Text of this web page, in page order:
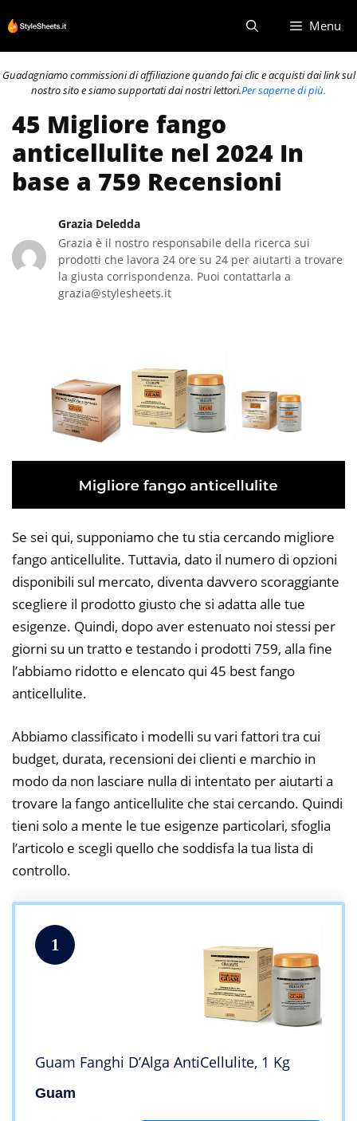
al
contenuto
Menu
Guadagniamo commissioni di affiliazione quando fai clic e acquisti dai link sul
nostro sito e siamo supportati dai nostri lettori.Per saperne di più.
45 Migliore fango
anticellulite nel 2024 In
base a 759 Recensioni
Grazia Deledda
Grazia è il nostro responsabile della ricerca sui
prodotti che lavora 24 ore su 24 per aiutarti a trovare
la giusta corrispondenza. Puoi contattarla a
grazia@stylesheets.it
Se sei qui, supponiamo che tu stia cercando migliore
fango anticellulite. Tuttavia, dato il numero di opzioni
disponibili sul mercato, diventa davvero scoraggiante
scegliere il prodotto giusto che si adatta alle tue
esigenze. Quindi, dopo aver estenuato noi stessi per
giorni su un tratto e testando i prodotti 759, alla fine
l’abbiamo ridotto e elencato qui 45 best fango
anticellulite.
Abbiamo classificato i modelli su vari fattori tra cui
budget, durata, recensioni dei clienti e marchio in
modo da non lasciare nulla di intentato per aiutarti a
trovare la fango anticellulite che stai cercando. Quindi
tieni solo a mente le tue esigenze particolari, sfoglia
l’articolo e scegli quello che soddisfa la tua lista di
controllo.
1
Guam Fanghi D’Alga AntiCellulite, 1 Kg
Guam